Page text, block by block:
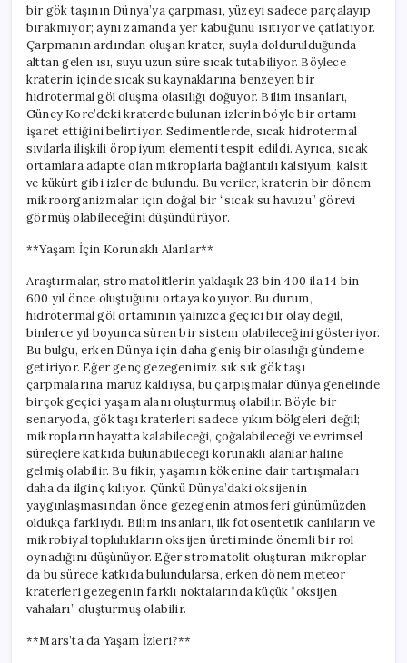
bir gök taşının Dünya’ya çarpması, yüzeyi sadece parçalayıp
bırakmıyor; aynı zamanda yer kabuğunu ısıtıyor ve çatlatıyor.
Çarpmanın ardından oluşan krater, suyla doldurulduğunda
alttan gelen ısı, suyu uzun süre sıcak tutabiliyor. Böylece
kraterin içinde sıcak su kaynaklarına benzeyen bir
hidrotermal göl oluşma olasılığı doğuyor. Bilim insanları,
Güney Kore’deki kraterde bulunan izlerin böyle bir ortamı
işaret ettiğini belirtiyor. Sedimentlerde, sıcak hidrotermal
sıvılarla ilişkili öropiyum elementi tespit edildi. Ayrıca, sıcak
ortamlara adapte olan mikroplarla bağlantılı kalsiyum, kalsit
ve kükürt gibi izler de bulundu. Bu veriler, kraterin bir dönem
mikroorganizmalar için doğal bir “sıcak su havuzu” görevi
görmüş olabileceğini düşündürüyor.
**Yaşam İçin Korunaklı Alanlar**
Araştırmalar, stromatolitlerin yaklaşık 23 bin 400 ila 14 bin
600 yıl önce oluştuğunu ortaya koyuyor. Bu durum,
hidrotermal göl ortamının yalnızca geçici bir olay değil,
binlerce yıl boyunca süren bir sistem olabileceğini gösteriyor.
Bu bulgu, erken Dünya için daha geniş bir olasılığı gündeme
getiriyor. Eğer genç gezegenimiz sık sık gök taşı
çarpmalarına maruz kaldıysa, bu çarpışmalar dünya genelinde
birçok geçici yaşam alanı oluşturmuş olabilir. Böyle bir
senaryoda, gök taşı kraterleri sadece yıkım bölgeleri değil;
mikropların hayatta kalabileceği, çoğalabileceği ve evrimsel
süreçlere katkıda bulunabileceği korunaklı alanlar haline
gelmiş olabilir. Bu fikir, yaşamın kökenine dair tartışmaları
daha da ilginç kılıyor. Çünkü Dünya’daki oksijenin
yaygınlaşmasından önce gezegenin atmosferi günümüzden
oldukça farklıydı. Bilim insanları, ilk fotosentetik canlıların ve
mikrobiyal toplulukların oksijen üretiminde önemli bir rol
oynadığını düşünüyor. Eğer stromatolit oluşturan mikroplar
da bu sürece katkıda bulundularsa, erken dönem meteor
kraterleri gezegenin farklı noktalarında küçük “oksijen
vahaları” oluşturmuş olabilir.
**Mars’ta da Yaşam İzleri?**